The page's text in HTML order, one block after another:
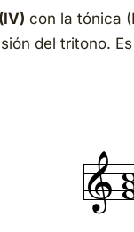
con la tónica
del tritono.